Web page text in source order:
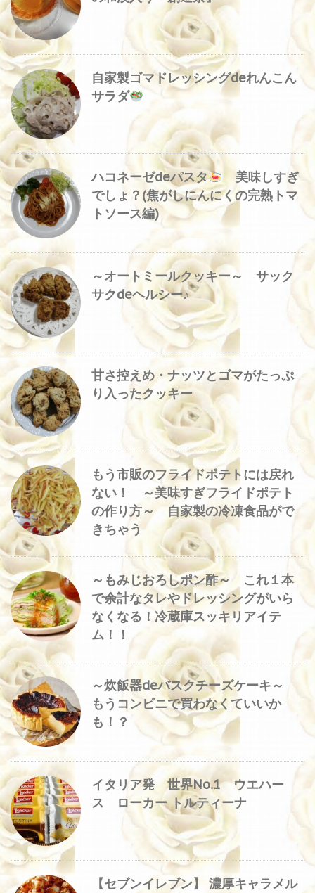
自家製ゴマドレッシングdeれんこん
サラダ
ハコネーゼdeパスタ
美味しすぎ
でしょ？(焦がしにんにくの完熟トマ
トソース編)
～オートミールクッキー～ サック
サクdeヘルシー♪
甘さ控えめ・ナッツとゴマがたっぷ
り入ったクッキー
もう市販のフライドポテトには戻れ
ない！ ～美味すぎフライドポテト
の作り方～ 自家製の冷凍食品がで
きちゃう
～もみじおろしポン酢～ これ１本
で余計なタレやドレッシングがいら
なくなる！冷蔵庫スッキリアイテ
ム！！
～炊飯器deバスクチーズケーキ～
もうコンビニで買わなくていいか
も！？
イタリア発 世界No.1 ウエハー
ス ローカー トルティーナ
【セブンイレブン】 濃厚キャラメル